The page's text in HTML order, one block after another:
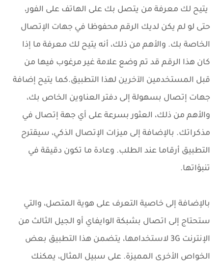
يتيح لك معرفة من يتصل بك على الهاتف على الفور،
حتى لو لم يكن لديك الرقم محفوظا في جهات الإتصال
الخاصة بك. والأهم من ذلك، أنه يتيح لك معرفة ما إذا
كان هذا الرقم قد تم وضع علامة غير مرغوب فيها من
قبل المستخدمين الآخرين لهذا التطبيق.كما يتيح إضافة
جهات إتصال بسهولة إلى دفتر العناوين الخاص بك،
والأهم من ذلك، العثور بسرعة على أي جهة إتصال في
مذكراتك. بالإضافة إلى ميزات الإتصال الذكي، سيقترح
التطبيق أرقاما عند الطلب. وعادة ما تكون دقيقة في
تنبؤاتها.
بالإضافة إلى خاصية التعرف على هوية المتصل، والتي
ستحتاج إلى اتصال بشبكة الوايفاي أو الجيل الثالث من
الإنترنت 3G لاستخدامها، يتضمن هذا التطبيق بعض
الخواص الأخرى المميزة. على سبيل المثال، يمكنك